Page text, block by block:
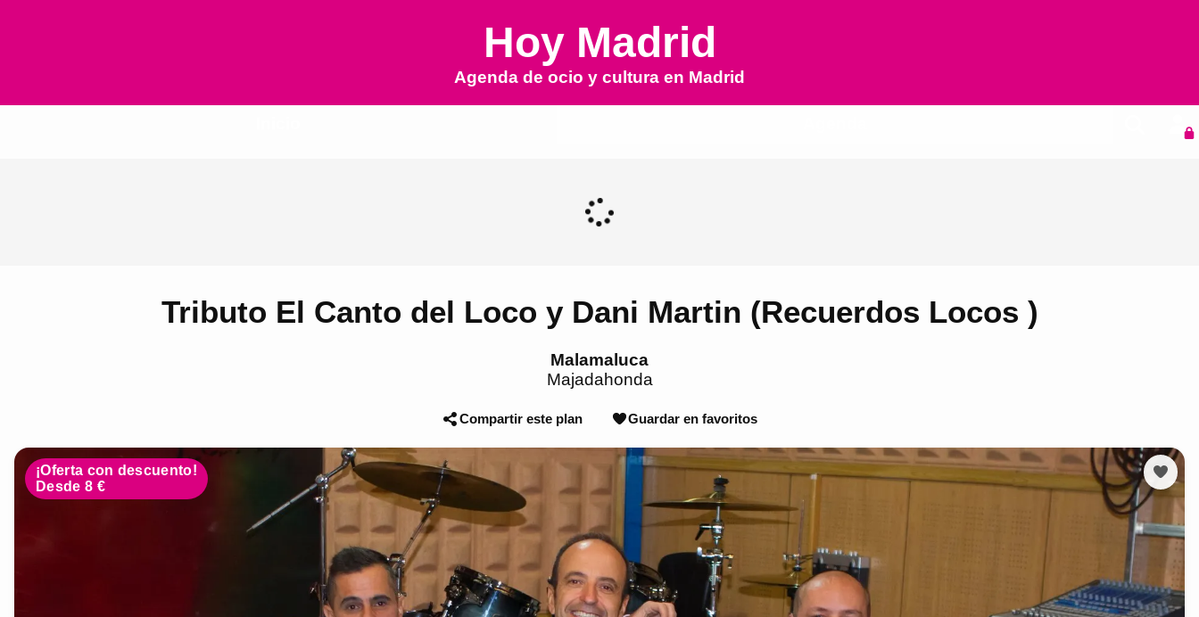
Hoy Madrid
Agenda de ocio y cultura en Madrid
Tributo El Canto del Loco y Dani Martin (Recuerdos Locos )
Malamaluca
Majadahonda
Compartir este plan Guardar en favoritos
¡Oferta con descuento!
Desde 8 €